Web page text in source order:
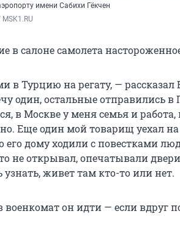
имени Сабихи Гёкчен
в салоне самолета
в Турцию на регату, —
один, остальные отправились
в Москве у меня семья и
Еще один мой товарищ уехал
его дому ходили с повестками
не открывал, опечатывали
живет там кто-то или нет.
военкомат он идти — если вдруг